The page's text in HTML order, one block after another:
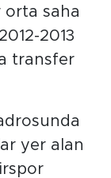
orta saha
2013
transfer
yer alan